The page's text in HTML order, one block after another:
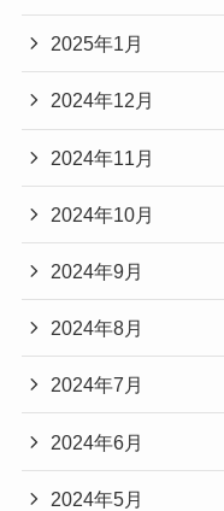
2025年1月
2024年12月
2024年11月
2024年10月
2024年9月
2024年8月
2024年7月
2024年6月
2024年5月